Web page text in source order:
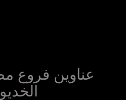
عناوين فروع